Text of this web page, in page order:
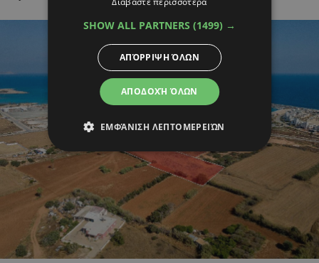
SHOW ALL PARTNERS (1499) →
ΑΠΟΔΟΧΉ ΌΛΩΝ
ΑΠΌΡΡΙΨΗ ΌΛΩΝ
ΕΜΦΆΝΙΣΗ ΛΕΠΤΟΜΕΡΕΙΏΝ